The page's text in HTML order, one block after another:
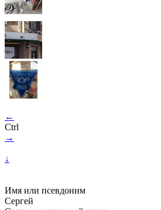
←
Ctrl
→
↓
Имя или псевдоним
Сергей